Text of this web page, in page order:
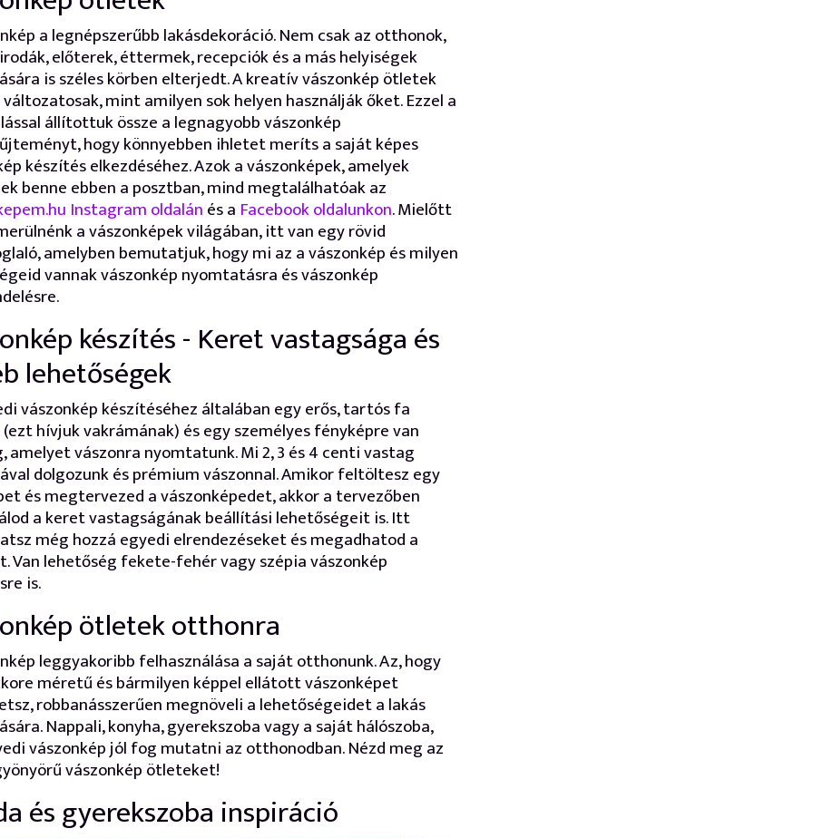
a legnépszerűbb lakásdekoráció. Nem csak az otthonok,
előterek, éttermek, recepciók és a más helyiségek
is széles körben elterjedt. A kreatív vászonkép ötletek
mint amilyen sok helyen használják őket. Ezzel a
állítottuk össze a legnagyobb vászonkép
hogy könnyebben ihletet meríts a saját képes
készítés elkezdéséhez. Azok a vászonképek, amelyek
benne ebben a posztban, mind megtalálhatóak az
Instagram oldalánés a Facebook oldalunkon. Mielőtt
a vászonképek világában, itt van egy rövid
amelyben bemutatjuk, hogy mi az a vászonkép és milyen
vannak vászonkép nyomtatásra és vászonkép
készítés - Keret vastagsága és
lehetőségek
vászonkép készítéséhez általában egy erős, tartós fa
hívjuk vakrámának) és egy személyes fényképre van
amelyet vászonra nyomtatunk. Mi 2, 3 és 4 centi vastag
dolgozunk és prémium vászonnal. Amikor feltöltesz egy
és megtervezed a vászonképedet, akkor a tervezőben
a keret vastagságának beállítási lehetőségeit is. Itt
még hozzá egyedi elrendezéseket és megadhatod a
Van lehetőség fekete-fehér vagy szépia vászonkép
is.
ötletek otthonra
leggyakoribb felhasználása a saját otthonunk. Az, hogy
méretű és bármilyen képpel ellátott vászonképet
robbanásszerűen megnöveli a lehetőségeidet a lakás
Nappali, konyha, gyerekszoba vagy a saját hálószoba,
vászonkép jól fog mutatni az otthonodban. Nézd meg az
vászonkép ötleteket!
és gyerekszoba inspiráció